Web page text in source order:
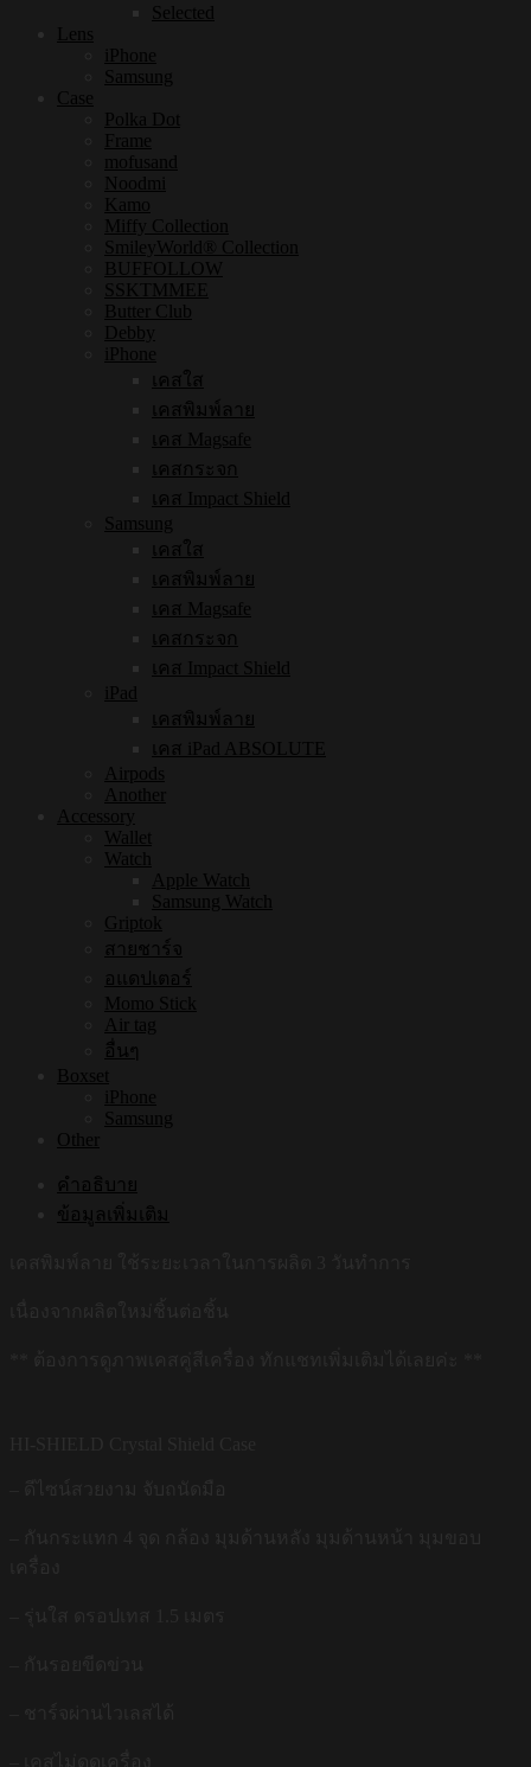
Selected
Lens
iPhone
Samsung
Case
Polka Dot
Frame
mofusand
Noodmi
Kamo
Miffy Collection
SmileyWorld® Collection
BUFFOLLOW
SSKTMMEE
Butter Club
Debby
iPhone
เคสใส
เคสพิมพ์ลาย
เคส Magsafe
เคสกระจก
เคส Impact Shield
Samsung
เคสใส
เคสพิมพ์ลาย
เคส Magsafe
เคสกระจก
เคส Impact Shield
iPad
เคสพิมพ์ลาย
เคส iPad ABSOLUTE
Airpods
Another
Accessory
Wallet
Watch
Apple Watch
Samsung Watch
Griptok
สายชาร์จ
อแดปเตอร์
Momo Stick
Air tag
อื่นๆ
Boxset
iPhone
Samsung
Other
คำอธิบาย
ข้อมูลเพิ่มเติม